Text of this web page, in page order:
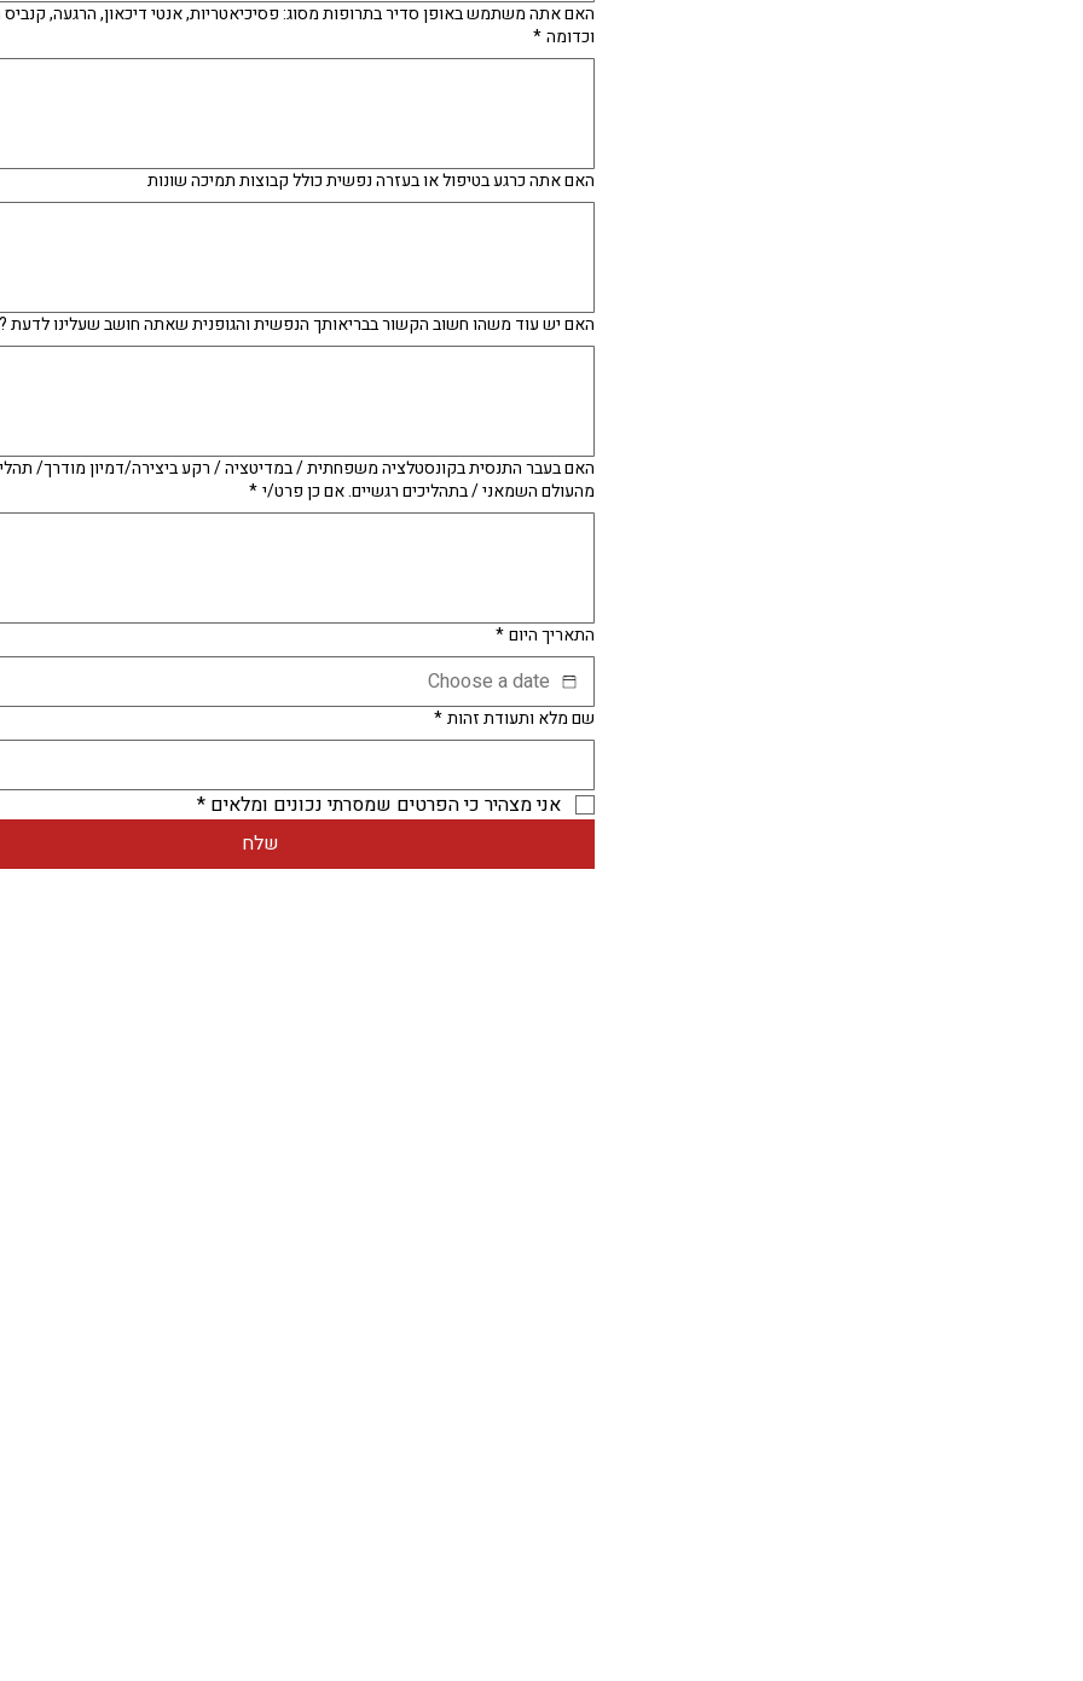
האם אתה משתמש באופן סדיר בתרופות מסוג: פסיכיאטריות, אנטי דיכאון, הרגעה, קנביס
וכדומה*
האם אתה כרגע בטיפול או בעזרה נפשית כולל קבוצות תמיכה שונות
האם יש עוד משהו חשוב הקשור בבריאותך הנפשית והגופנית שאתה חושב שעלינו לדעת ?
האם בעבר התנסית בקונסטלציה משפחתית / במדיטציה / רקע ביצירה/דמיון מודרך/
מהעולם השמאני / בתהליכים רגשיים. אם כן פרט/י*
התאריך היום*
שם מלא ותעודת זהות*
אני מצהיר כי הפרטים שמסרתי נכונים ומלאים *
שלח